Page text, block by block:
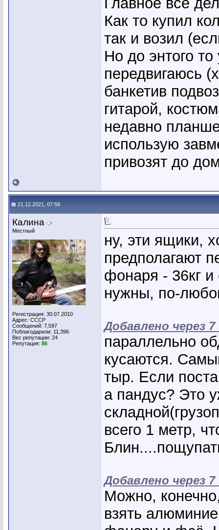
Как то купил
так и возил
Но до энтого
передвигаюсь
банкетив
гитарой,
недавно
использую
привозят до
21.12.2021, 07:58
Калина
Местный
Регистрация: 30.07.2010
Адрес: СССР
Сообщений: 7,597
Поблагодарили: 11,396
Вес репутации: 24
Репутация: 86
ну, эти ящики,
предполагают
фонаря - 36кг и
нужны, по-
Добавлено через
параллельно
кусаются.
тыр. Если
а пандус? Это
всего 1 метр,
Добавлено через
Можно,
взять